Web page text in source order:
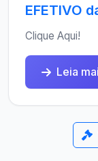
EFETIVO
Clique Aqui!
Leia